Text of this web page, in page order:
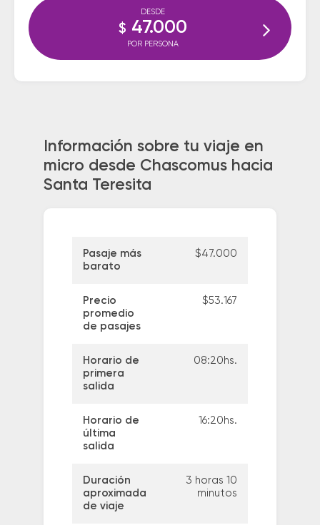
DESDE
$ 47.000
POR PERSONA
Información sobre tu viaje en
micro desde Chascomus hacia
Santa Teresita
Pasaje más
barato
$47.000
Precio
promedio
de pasajes
$53.167
Horario de
primera
salida
08:20hs.
Horario de
última
salida
16:20hs.
Duración
aproximada
de viaje
3 horas 10
minutos